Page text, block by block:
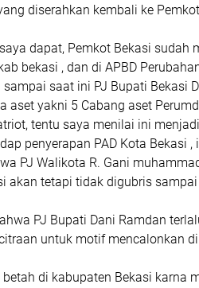
diserahkan kembali ke
dapat, Pemkot Bekasi sudah
bekasi , dan di APBD
saat ini PJ Bupati Bekasi
aset yakni 5 Cabang aset
tentu saya menilai ini
penyerapan PAD Kota Bekasi
PJ Walikota R. Gani
akan tetapi tidak digubris
PJ Bupati Dani Ramdan
untuk motif mencalonkan
betah di kabupaten Bekasi karna